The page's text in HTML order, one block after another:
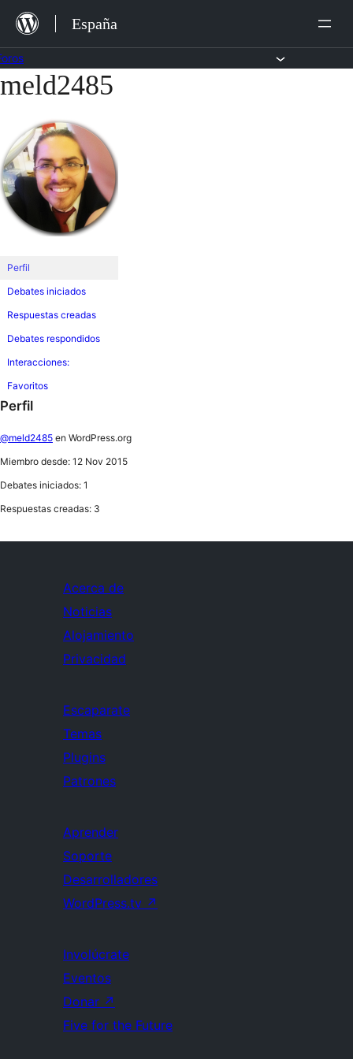
Saltar
contenido
España
Saltar
contenido
meld2485
Perfil
Debates iniciados
Respuestas creadas
Debates respondidos
Interacciones:
Favoritos
Perfil
@meld2485 en WordPress.org
Miembro desde: 12 Nov 2015
Debates iniciados: 1
Respuestas creadas: 3
Acerca de
Noticias
Alojamiento
Privacidad
Escaparate
Temas
Plugins
Patrones
Aprender
Soporte
Desarrolladores
WordPress.tv ↗
Involúcrate
Eventos
Donar ↗
Five for the Future